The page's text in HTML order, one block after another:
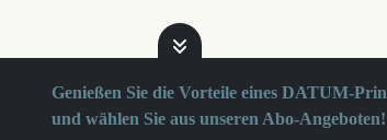
Genießen Sie die Vorteile eines DATUM-
und wählen Sie aus unseren Abo-Angeboten!